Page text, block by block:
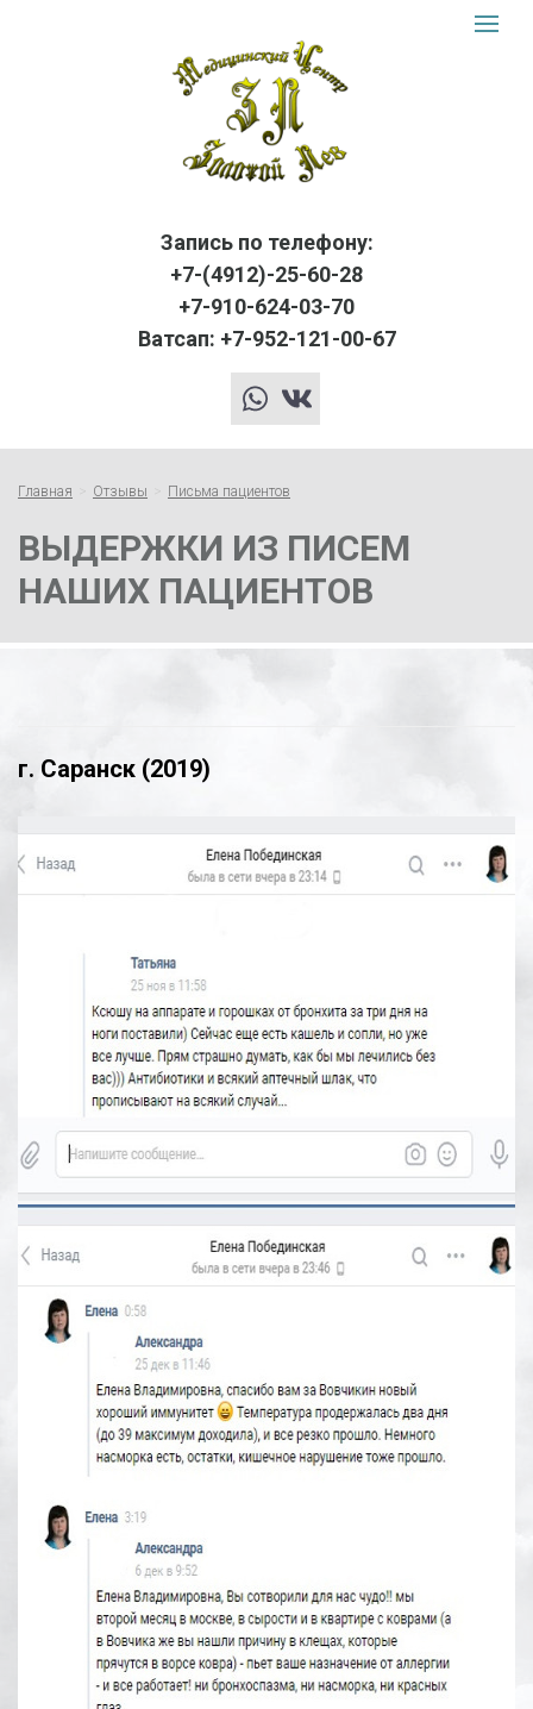
Лев
logo
Запись по телефону:
+7-(4912)-25-60-28
+7-910-624-03-70
Ватсап: +7-952-121-00-67
whatsapp
vk
Toggle
Главная Отзывы Письма пациентов
ВЫДЕРЖКИ ИЗ ПИСЕМ
НАШИХ ПАЦИЕНТОВ
г. Саранск (2019)